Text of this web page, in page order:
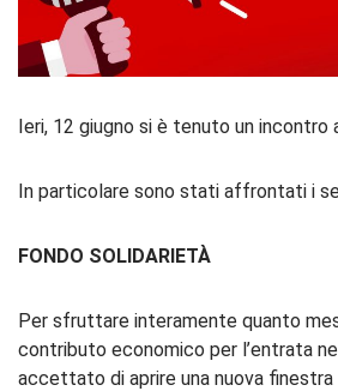
Ieri, 12 giugno si è tenuto un incontro
In particolare sono stati affrontati i
FONDO SOLIDARIETÀ
Per sfruttare interamente quanto
contributo economico per l’entrata
accettato di aprire una nuova